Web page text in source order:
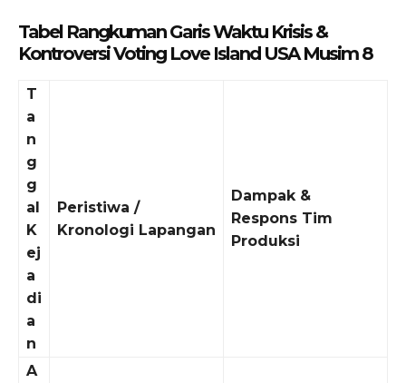
Tabel Rangkuman Garis Waktu Krisis &
Kontroversi Voting Love Island USA Musim 8
T
a
n
g
g
al
K
ej
a
di
a
n
Peristiwa /
Kronologi Lapangan
Dampak &
Respons Tim
Produksi
A